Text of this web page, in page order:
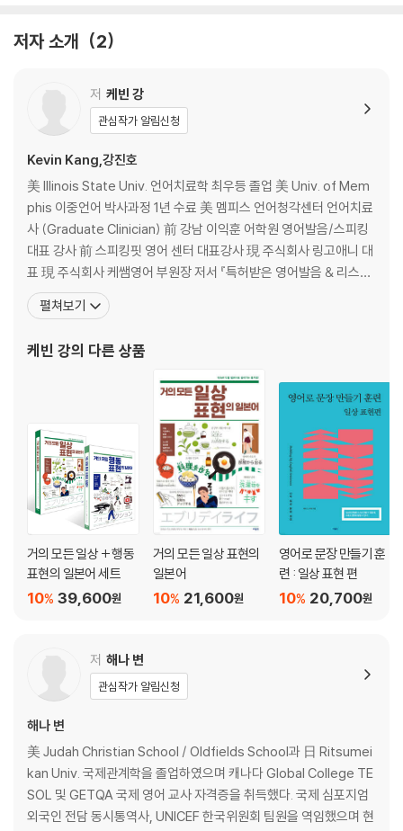
9 작은 거라고 무조건 small을 쓰지 마세요
11 평서문의 many/much, 실은 꽤 격식 있는 어조예요
다양한 뉘앙스의 화장실 영어 표현
12 ‘짚신도 짝이 있다’의 짝은 pair일까요, couple일까요?
13 신의 존재를 믿을 때는 trust를 안 써요
14 부드러운 남자(soft man)가 좋은 뜻이 아니라고요?
15 돈을 모으는(save) 것과 우표를 모으는(collect) 건 달라요
16 동등한 제휴와 종속된 제휴, 어느 것을 택하겠어요?
17 사람이 똑똑한 건 smart, 여우가 똑똑한 건 clever
18 전에 없던 걸 처음 발견할 때는 find가 아니에요
19 K-팝 투어(tour)지 K-팝 트래블(travel)이 아니에요
21 남 탓도 원인과 결과는 따져 가면서 해야죠
24 그냥 아무렇게나 막 교체하고 그러면 큰일나요
대리라고 다 같은 대리가 아니다!
CHAPTER 2 의미별 대표 단어와 연관 단어들의 디테일한 차이
SECTION 1 명사
1 시작하다 start / begin vs. launch
3 바꾸다 change vs. exchange
5 얻다 get vs. obtain
6 돕다, 도와주다 help vs. assist
7 이용하다, 써 버리다 use vs. spend
8 속이다 deceive vs. cheat
10 회복하다 recover vs. restore
11 기대하다 expect vs. anticipate
12 예언하다, 예측하다 predict vs. foretell
13 계산하다 calculate vs. compute .
저자 소개 2
저 케빈 강
관심작가 알림신청
Kevin Kang,강진호
美 Illinois State Univ. 언어치료학 최우등 졸업 美 Univ. of Mem
phis 이중언어 박사과정 1년 수료 美 멤피스 언어청각센터 언어치료
사 (Graduate Clinician) 前 강남 이익훈 어학원 영어발음/스피킹
대표 강사 前 스피킹핏 영어 센터 대표강사 現 주식회사 링고애니 대
표 現 주식회사 케쌤영어 부원장 저서 『특허받은 영어발음 & 리스
닝』, 『영어단어 그림사전』, 『미국 영어와 영국 영어를 비교합니다』,
『영어 발음은 이런 것이다』, 『영어 단어의 결정적 뉘앙스들』, 『영어
펼쳐보기
케빈 강의 다른 상품
거의 모든 일상 + 행동
표현의 일본어 세트
39,600원
10%
거의 모든 일상 표현의
일본어
21,600원
10%
영어로 문장 만들기 훈
련 : 일상 표현 편
20,700원
10%
저 해나 변
관심작가 알림신청
해나 변
美 Judah Christian School / Oldfields School과 日 Ritsumei
kan Univ. 국제관계학을 졸업하였으며 캐나다 Global College TE
SOL 및 GETQA 국제 영어 교사 자격증을 취득했다. 국제 심포지엄
외국인 전담 동시통역사, UNICEF 한국위원회 팀원을 역임했으며 현